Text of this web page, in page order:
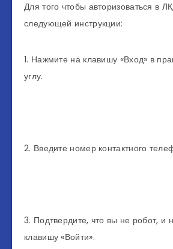
Для того чтобы авторизоваться в
следующей инструкции:
1. Нажмите на клавишу «Вход» в
углу.
2. Введите номер контактного
3. Подтвердите, что вы не робот, и
клавишу «Войти».